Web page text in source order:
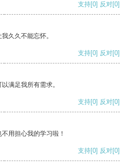
支持[0] 反对[0]
久久不能忘怀。
支持[0] 反对[0]
满足我所有需求。
支持[0] 反对[0]
用担心我的学习啦！
支持[0] 反对[0]